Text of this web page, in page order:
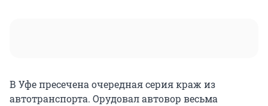
В Уфе пресечена очередная серия краж из
автотранспорта. Орудовал автовор весьма